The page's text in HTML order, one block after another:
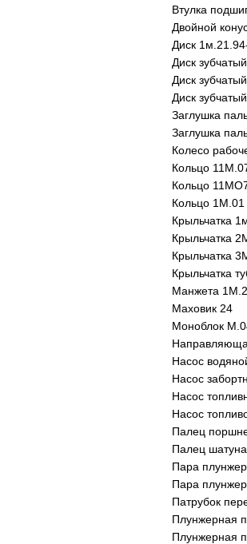
Втулка
Двойной
Диск
Диск
Диск
Диск
Заглушка
Заглушка
Колесо
Кольцо
Кольцо
Кольцо 1М.01
Крыльчатка
Крыльчатка
Крыльчатка
Крыльчатка
Манжета
Маховик 24
Моноблок
Насос
Насос
Насос
Насос
Палец
Палец
Пара
Пара
Патрубок
Плунжерная
Плунжерная